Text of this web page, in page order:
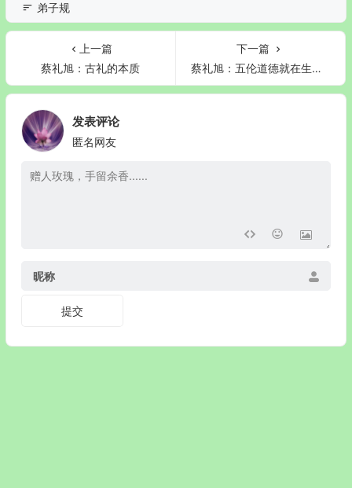
弟子规
上一篇
蔡礼旭：古礼的本质
下一篇
蔡礼旭：五伦道德就在生活中
发表评论
匿名网友
昵称